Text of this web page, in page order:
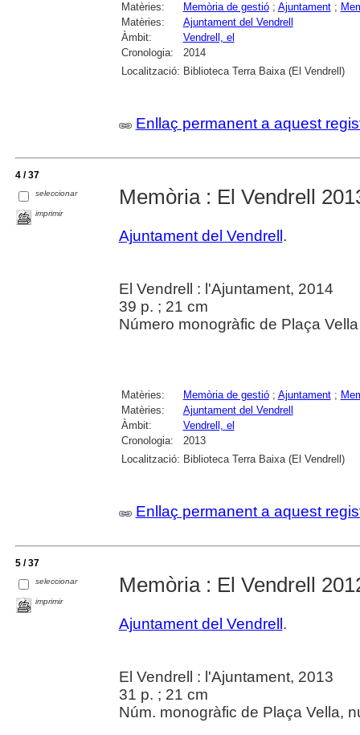
Matèries: Memòria de gestió; Ajuntament;
Matèries:
Ajuntament del Vendrell
Àmbit:
Vendrell, el
Cronologia:
2014
Localització: Biblioteca Terra Baixa (El Vendrell)
Enllaç permanent a aquest
4 / 37
seleccionar
imprimir
Memòria : El Vendrell
Ajuntament del Vendrell .
El Vendrell : l'Ajuntament, 2014
39 p. ; 21 cm
Número monogràfic de Plaça
Matèries: Memòria de gestió; Ajuntament;
Matèries:
Ajuntament del Vendrell
Àmbit:
Vendrell, el
Cronologia:
2013
Localització: Biblioteca Terra Baixa (El Vendrell)
Enllaç permanent a aquest
5 / 37
seleccionar
imprimir
Memòria : El Vendrell
Ajuntament del Vendrell .
El Vendrell : l'Ajuntament, 2013
31 p. ; 21 cm
Núm. monogràfic de Plaça Vella,